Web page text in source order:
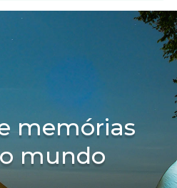
memórias
mundo